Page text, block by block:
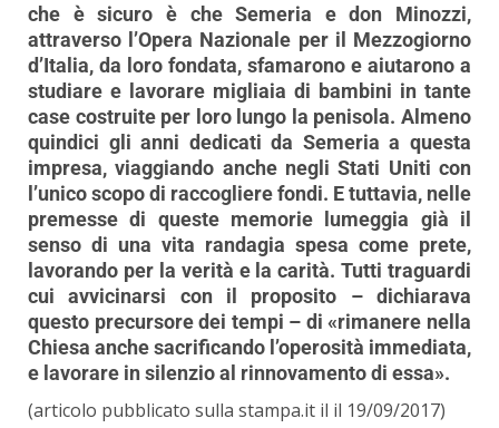
che è sicuro è che Semeria e don Minozzi,
attraverso l’Opera Nazionale per il Mezzogiorno
d’Italia, da loro fondata, sfamarono e aiutarono a
studiare e lavorare migliaia di bambini in tante
case costruite per loro lungo la penisola. Almeno
quindici gli anni dedicati da Semeria a questa
impresa, viaggiando anche negli Stati Uniti con
l’unico scopo di raccogliere fondi. E tuttavia, nelle
premesse di queste memorie lumeggia già il
senso di una vita randagia spesa come prete,
lavorando per la verità e la carità. Tutti traguardi
cui avvicinarsi con il proposito – dichiarava
questo precursore dei tempi – di «rimanere nella
Chiesa anche sacrificando l’operosità immediata,
e lavorare in silenzio al rinnovamento di essa».
(articolo pubblicato sulla stampa.it il il 19/09/2017)